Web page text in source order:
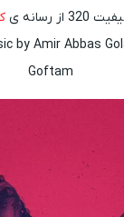
رسانه ی
by Amir Abbas
Goftam